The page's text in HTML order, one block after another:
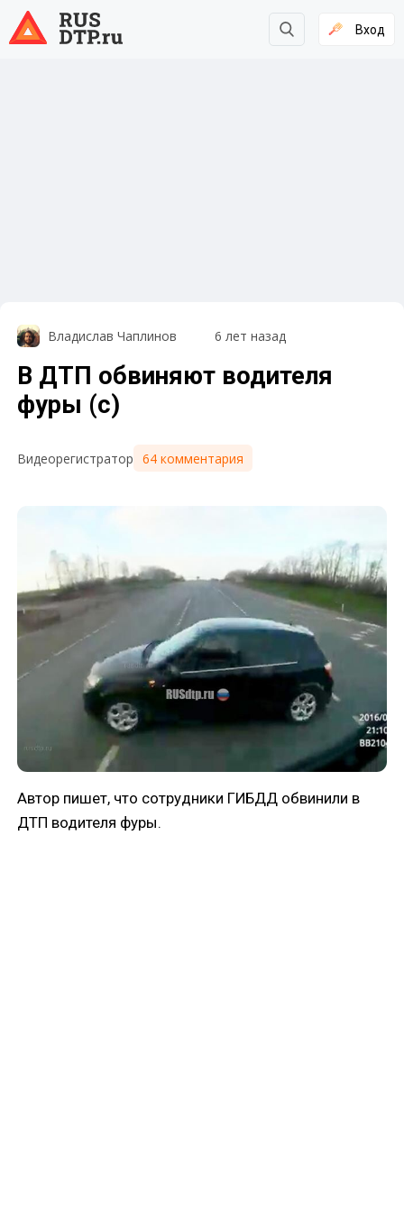
Вход
Владислав Чаплинов 6 лет назад
В ДТП обвиняют водителя
фуры (с)
Видеорегистратор 64 комментария
Автор пишет, что сотрудники ГИБДД обвинили в
ДТП водителя фуры.